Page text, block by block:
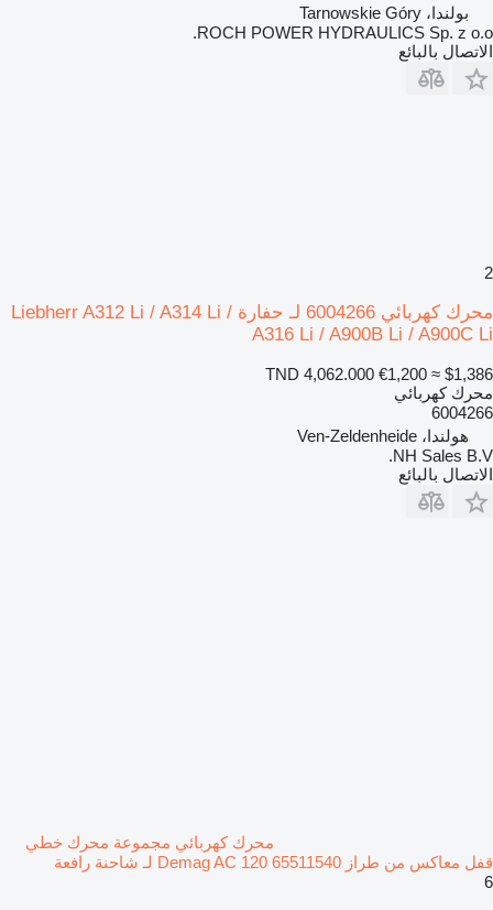
بولندا، Tarnowskie Góry
ROCH POWER HYDRAULICS Sp. z o.o.
الاتصال بالبائع
2
محرك كهربائي 6004266 لـ حفارة Liebherr A312 Li / A314 Li /
A316 Li / A900B Li / A900C Li
TND 4,062.000 €1,200 ≈ $1,386
محرك كهربائي
6004266
هولندا، Ven-Zeldenheide
NH Sales B.V.
الاتصال بالبائع
محرك كهربائي مجموعة محرك خطي
قفل معاكس من طراز Demag AC 120 65511540 لـ شاحنة رافعة
6